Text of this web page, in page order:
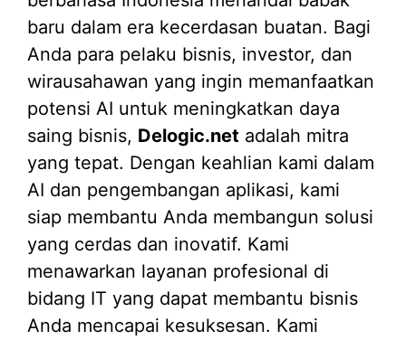
baru dalam era kecerdasan buatan. Bagi
Anda para pelaku bisnis, investor, dan
wirausahawan yang ingin memanfaatkan
potensi AI untuk meningkatkan daya
saing bisnis, Delogic.net adalah mitra
yang tepat. Dengan keahlian kami dalam
AI dan pengembangan aplikasi, kami
siap membantu Anda membangun solusi
yang cerdas dan inovatif. Kami
menawarkan layanan profesional di
bidang IT yang dapat membantu bisnis
Anda mencapai kesuksesan. Kami